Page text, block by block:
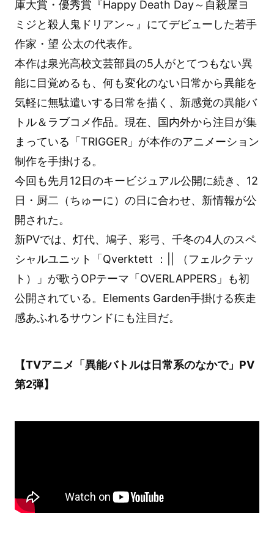
庫大賞・優秀賞『Happy Death Day～自殺屋ヨ
ミジと殺人鬼ドリアン～』にてデビューした若手
作家・望 公太の代表作。
本作は泉光高校文芸部員の5人がとてつもない異
能に目覚めるも、何も変化のない日常から異能を
気軽に無駄遣いする日常を描く、新感覚の異能バ
トル＆ラブコメ作品。現在、国内外から注目が集
まっている「TRIGGER」が本作のアニメーション
制作を手掛ける。
今回も先月12日のキービジュアル公開に続き、12
日・厨二（ちゅーに）の日に合わせ、新情報が公
開された。
新PVでは、灯代、鳩子、彩弓、千冬の4人のスペ
シャルユニット「Qverktett ：|| （フェルクテッ
ト）」が歌うOPテーマ「OVERLAPPERS」も初
公開されている。Elements Garden手掛ける疾走
感あふれるサウンドにも注目だ。
【TVアニメ「異能バトルは日常系のなかで」PV
第2弾】